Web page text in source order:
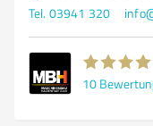
Tel. 03941 320
10